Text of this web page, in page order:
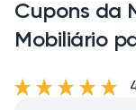
Cupons da
Mobiliário